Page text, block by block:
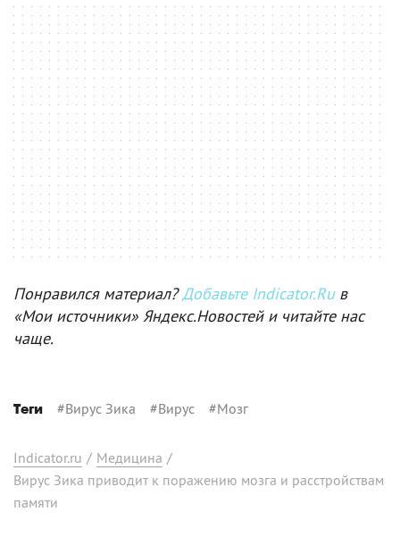
Понравился материал?Добавьте Indicator.Ruв
«Мои источники» Яндекс.Новостей и читайте нас
чаще.
Теги #Вирус Зика #Вирус #Мозг
Indicator.ru / Медицина /
Вирус Зика приводит к поражению мозга и расстройствам
памяти